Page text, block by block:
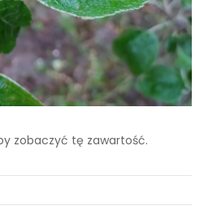
zobaczyć tę zawartość.